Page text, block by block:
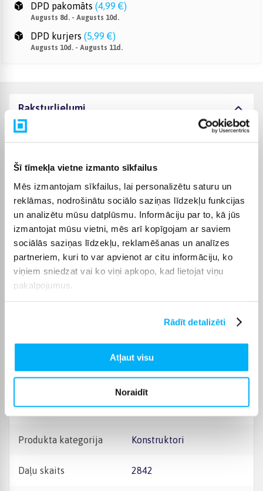
Šī tīmekļa vietne izmanto sīkfailus
Mēs izmantojam sīkfailus, lai personalizētu saturu un
reklāmas, nodrošinātu sociālo saziņas līdzekļu funkcijas
un analizētu mūsu datplūsmu. Informāciju par to, kā jūs
izmantojat mūsu vietni, mēs arī kopīgojam ar saviem
sociālās saziņas līdzekļu, reklamēšanas un analīzes
partneriem, kuri to var apvienot ar citu informāciju, ko
viņiem sniedzat vai ko viņi apkopo, kad lietojat viņu
pakalpojumus.
Rādīt detalizēti
Atļaut visu
Noraidīt
DPD pakomāts (4,99 €)
Augusts 8d. - Augusts 10d.
DPD kurjers (5,99 €)
Augusts 10d. - Augusts 11d.
Raksturlielumi
CE sertifikāts
Rotaļlieta ir sertificēta un
rotaļlietu prasībām. CE
marķējumu atradīsiet uz
iepakojuma. Saglabājiet
informāciju par ražotāju
un importētāju
turpmākām atsauksmēm.
Tie ir norādīti uz
iepakojuma.
Komplektēšanas valsts
103 mm
Dziļums 378 mm
Svars, Kg 2.916
Produkta kategorija Konstruktori
Daļu skaits 2842